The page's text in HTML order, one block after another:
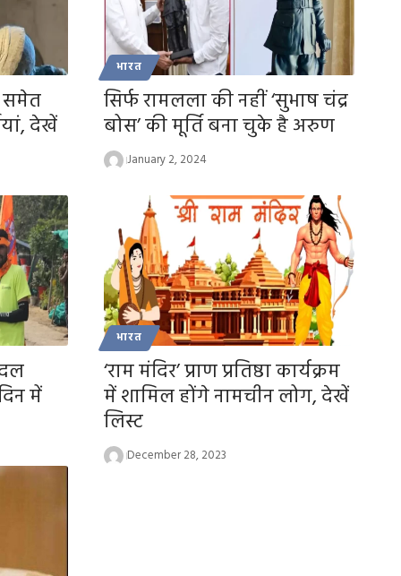
समेत
देखें
भारत
सिर्फ रामलला की नहीं ‘सुभाष चंद्र
बोस’ की मूर्ति बना चुके है अरुण
January 2, 2024
में
भारत
‘राम मंदिर’ प्राण प्रतिष्ठा कार्यक्रम
में शामिल होंगे नामचीन लोग, देखें
लिस्ट
December 28, 2023